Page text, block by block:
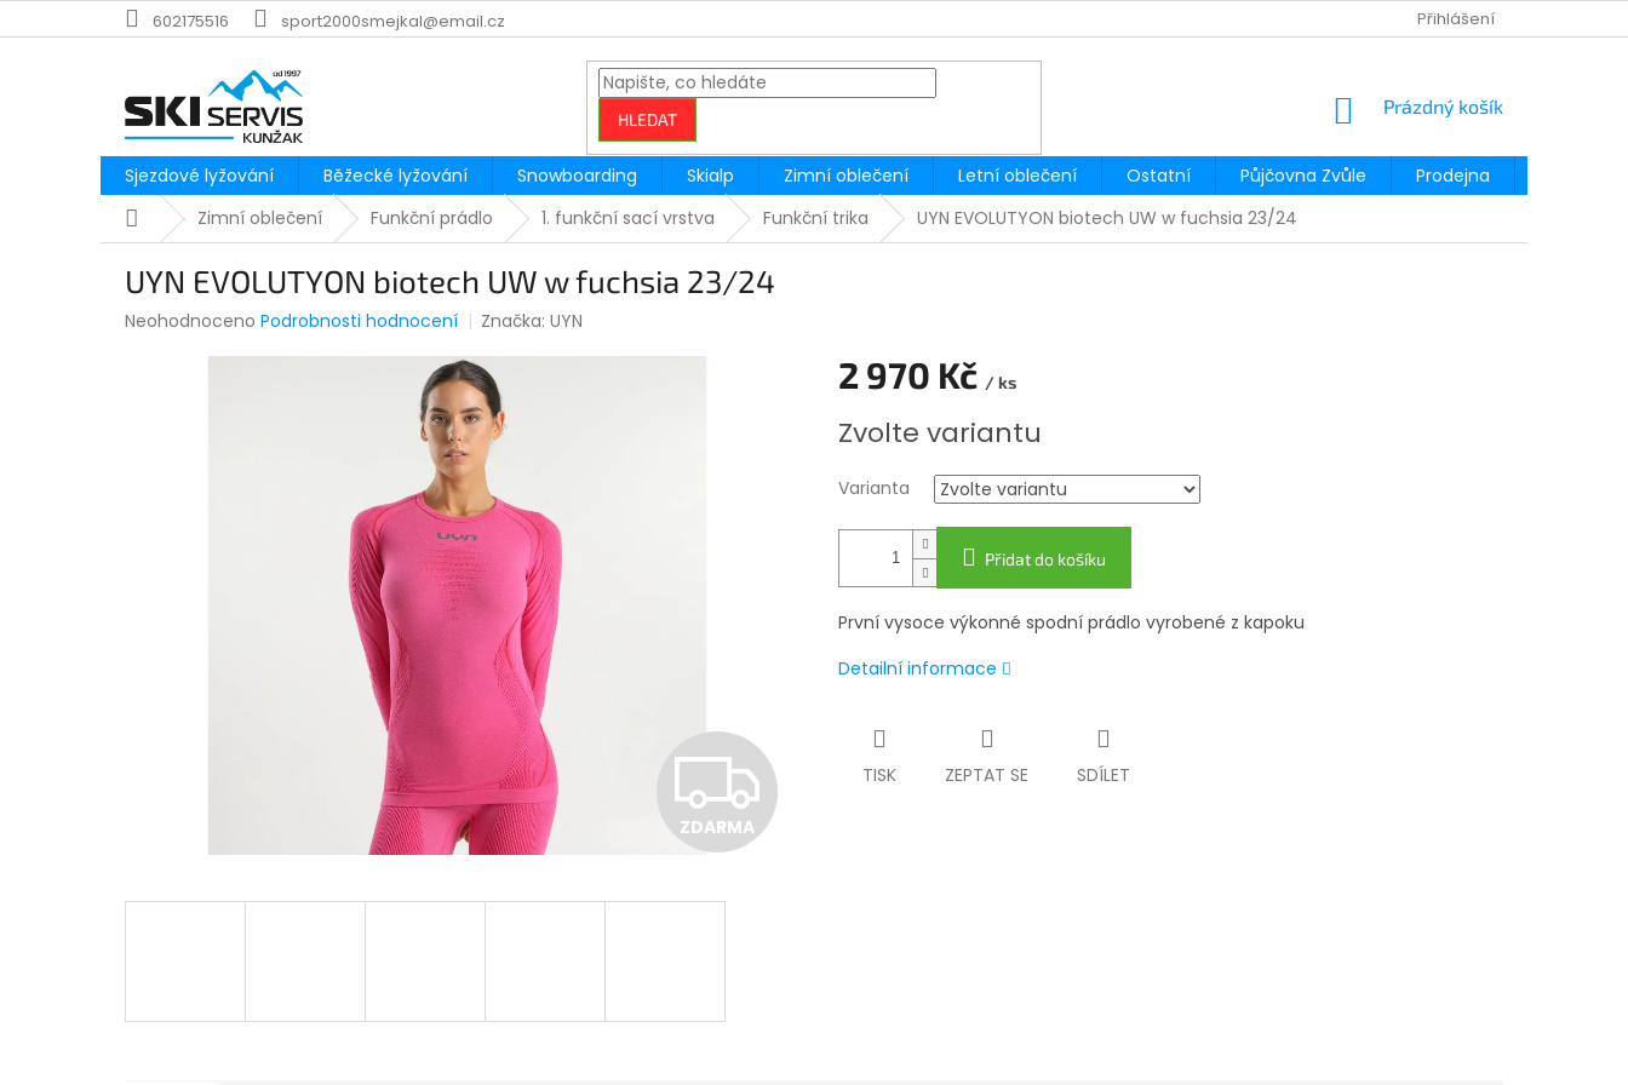
na
602175516 sport2000smejkal@email.cz Přihlášení
HLEDAT
NÁKUPNÍ
Prázdný košík
Sjezdové lyžování Běžecké lyžování Snowboarding Skialp Zimní oblečení Letní oblečení Ostatní Půjčovna Zvůle Prodejna
DomůZimní oblečení Funkční prádlo 1. funkční sací vrstva Funkční trika UYN EVOLUTYON biotech UW w fuchsia 23/24
UYN EVOLUTYON biotech UW w fuchsia 23/24
Průměrné
Neohodnoceno Podrobnosti hodnocení Značka:UYN
Z
ZDARMA
2 970 Kč / ks
cena:
Zvolte variantu
Varianta
Přidat do košíku
První vysoce výkonné spodní prádlo vyrobené z kapoku
Detailní informace
TISK ZEPTAT SE SDÍLET